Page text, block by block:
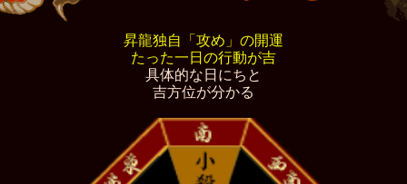
昇龍独自「攻め」の開運
たった一日の行動が吉
具体的な日にちと
吉方位が分かる